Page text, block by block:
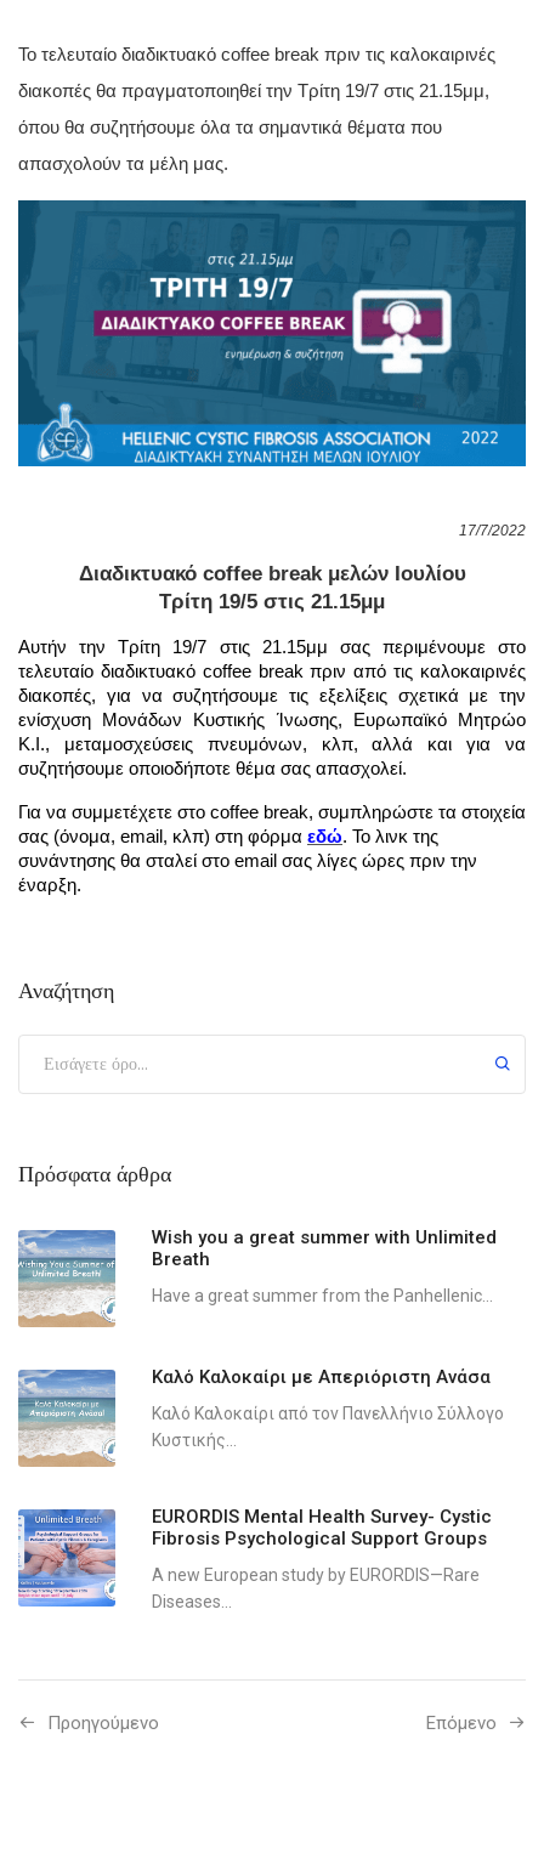
Το τελευταίο διαδικτυακό coffee break πριν τις καλοκαιρινές
διακοπές θα πραγματοποιηθεί την Τρίτη 19/7 στις 21.15μμ,
όπου θα συζητήσουμε όλα τα σημαντικά θέματα που
απασχολούν τα μέλη μας.
17/7/2022
Διαδικτυακό coffee break μελών Ιουλίου
Τρίτη 19/5 στις 21.15μμ
Αυτήν την Τρίτη 19/7 στις 21.15μμ σας περιμένουμε στο
τελευταίο διαδικτυακό coffee break πριν από τις καλοκαιρινές
διακοπές, για να συζητήσουμε τις εξελίξεις σχετικά με την
ενίσχυση Μονάδων Κυστικής Ίνωσης, Ευρωπαϊκό Μητρώο
Κ.Ι., μεταμοσχεύσεις πνευμόνων, κλπ, αλλά και για να
συζητήσουμε οποιοδήποτε θέμα σας απασχολεί.
Για να συμμετέχετε στο coffee break, συμπληρώστε τα στοιχεία
σας (όνομα, email, κλπ) στη φόρμα εδώ. Το λινκ της
συνάντησης θα σταλεί στο email σας λίγες ώρες πριν την
έναρξη.
Αναζήτηση
Πρόσφατα άρθρα
Wish you a great summer with Unlimited
Breath
Have a great summer from the Panhellenic...
Καλό Καλοκαίρι με Απεριόριστη Ανάσα
Καλό Καλοκαίρι από τον Πανελλήνιο Σύλλογο
Κυστικής...
EURORDIS Mental Health Survey- Cystic
Fibrosis Psychological Support Groups
A new European study by EURORDIS—Rare
Diseases...
Προηγούμενo Επόμενο